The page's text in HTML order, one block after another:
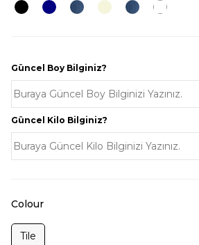
Güncel Boy Bilginiz?
Güncel Kilo Bilginiz?
Colour
Tile